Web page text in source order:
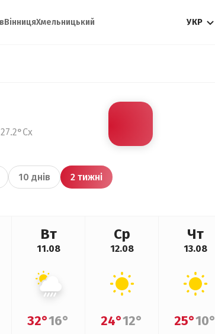
ВінницяХмельницький УКР
10 днів 2 тижні
Вт
11.08
32°16°
Ср
12.08
24°12°
Чт
13.08
25°10°